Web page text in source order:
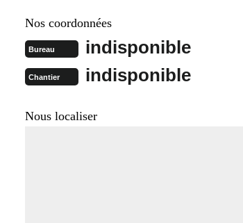
Nos coordonnées
Bureau indisponible
Chantier indisponible
Nous localiser